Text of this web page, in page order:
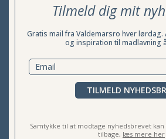
Tilmeld dig mit
Gratis mail fra Valdemarsro hver lørdag.
og inspiration til madlavning
TILMELD
Samtykke til at modtage nyhedsbrevet
tilbage, læs mere her